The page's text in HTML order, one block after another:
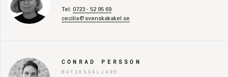
Tel: 0723 - 52 95 69
cecilia@svenskakakel.se
CONRAD PERSSON
BUTIKSSÄLJARE